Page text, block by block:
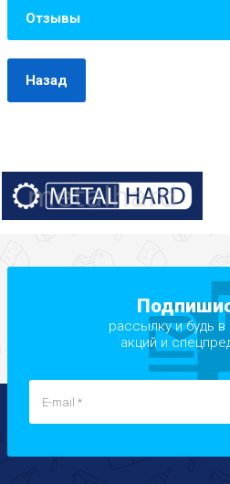
Отзывы
Назад
рассылку и будь в
акций и